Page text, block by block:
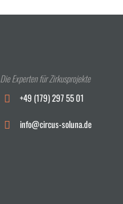
Die Experten für Zirkusprojekte
+49 (179) 297 55 01
info@circus-soluna.de